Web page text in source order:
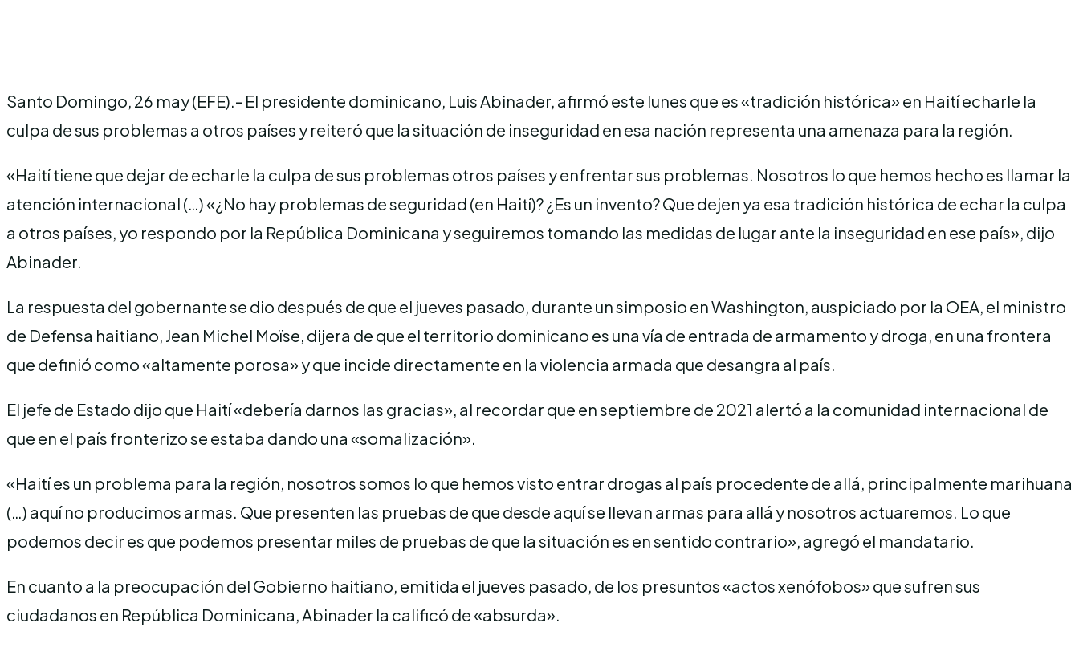
Santo Domingo, 26 may (EFE).- El presidente dominicano, Luis Abinader, afirmó este lunes que es «tradición histórica» en Haití echarle la
culpa de sus problemas a otros países y reiteró que la situación de inseguridad en esa nación representa una amenaza para la región.
«Haití tiene que dejar de echarle la culpa de sus problemas otros países y enfrentar sus problemas. Nosotros lo que hemos hecho es llamar la
atención internacional (…) «¿No hay problemas de seguridad (en Haití)? ¿Es un invento? Que dejen ya esa tradición histórica de echar la culpa
a otros países, yo respondo por la República Dominicana y seguiremos tomando las medidas de lugar ante la inseguridad en ese país», dijo
Abinader.
La respuesta del gobernante se dio después de que el jueves pasado, durante un simposio en Washington, auspiciado por la OEA, el ministro
de Defensa haitiano, Jean Michel Moïse, dijera de que el territorio dominicano es una vía de entrada de armamento y droga, en una frontera
que definió como «altamente porosa» y que incide directamente en la violencia armada que desangra al país.
El jefe de Estado dijo que Haití «debería darnos las gracias», al recordar que en septiembre de 2021 alertó a la comunidad internacional de
que en el país fronterizo se estaba dando una «somalización».
«Haití es un problema para la región, nosotros somos lo que hemos visto entrar drogas al país procedente de allá, principalmente marihuana
(…) aquí no producimos armas. Que presenten las pruebas de que desde aquí se llevan armas para allá y nosotros actuaremos. Lo que
podemos decir es que podemos presentar miles de pruebas de que la situación es en sentido contrario», agregó el mandatario.
En cuanto a la preocupación del Gobierno haitiano, emitida el jueves pasado, de los presuntos «actos xenófobos» que sufren sus
ciudadanos en República Dominicana, Abinader la calificó de «absurda».